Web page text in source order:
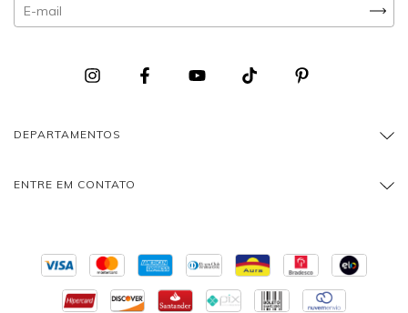
DEPARTAMENTOS
ENTRE EM CONTATO